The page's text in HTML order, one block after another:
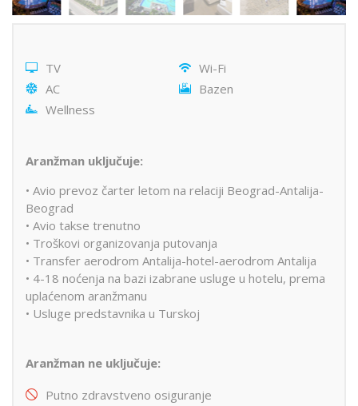
TV
Wi-Fi
AC
Bazen
Wellness
Aranžman uključuje:
• Avio prevoz čarter letom na relaciji Beograd-Antalija-
Beograd
• Avio takse trenutno
• Troškovi organizovanja putovanja
• Transfer aerodrom Antalija-hotel-aerodrom Antalija
• 4-18 noćenja na bazi izabrane usluge u hotelu, prema
uplaćenom aranžmanu
• Usluge predstavnika u Turskoj
Aranžman ne uključuje:
Putno zdravstveno osiguranje